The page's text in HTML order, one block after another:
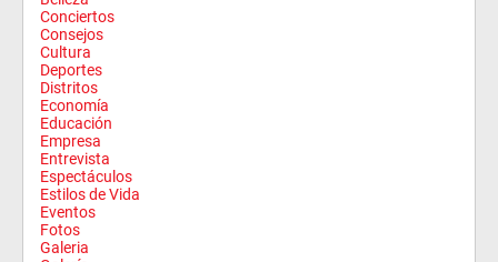
Conciertos
Consejos
Cultura
Deportes
Distritos
Economía
Educación
Empresa
Entrevista
Espectáculos
Estilos de Vida
Eventos
Fotos
Galeria